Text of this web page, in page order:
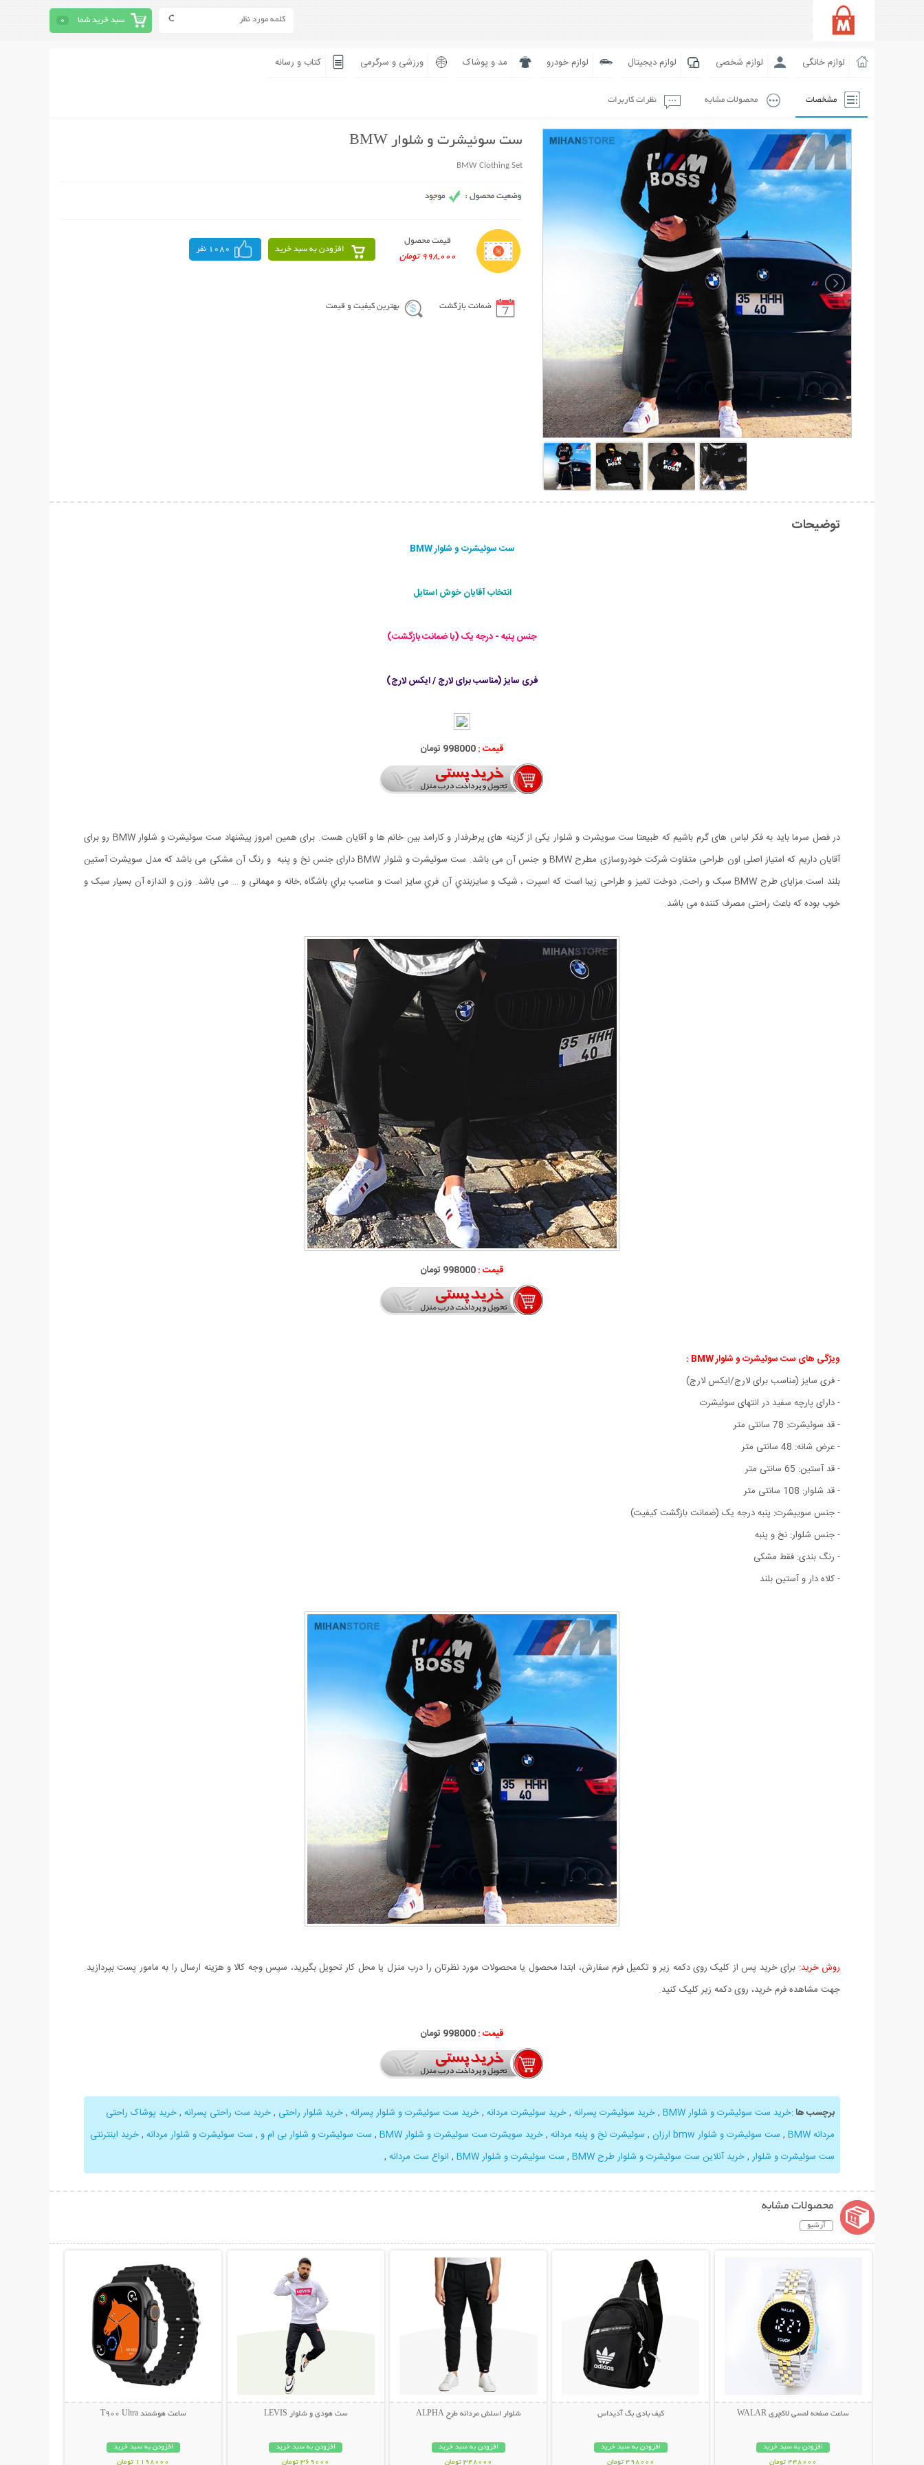
سبد خرید شما 0
لوازم خانگی لوازم شخصی لوازم دیجیتال لوازم خودرو مد و پوشاک ورزشی و سرگرمی کتاب و رسانه
مشخصات محصولات مشابه نظرات کاربرات
ست سوئیشرت و شلوار BMW
BMW Clothing Set
قیمت محصول
998,000 تومان
افزودن به سبد خرید 1080 نفر
ضمانت بازگشت بهترین کیفیت و قیمت
توضیحات
ست سوئیشرت و شلوار BMW
انتخاب آقایان خوش استایل
جنس پنبه - درجه یک (با ضمانت بازگشت)
فری سایز (مناسب برای لارج / ایکس لارج)
قیمت :998000 تومان
در فصل سرما باید به فکر لباس های گرم باشیم که طبیعتا ست سویشرت و شلوار یکی از گزینه های پرطرفدار و کارامد بین خانم ها و آقایان هست. برای همین امروز پیشنهاد ست سوئیشرت و شلوار BMW رو برای
آقایان داریم که امتیاز اصلی اون طراحی متفاوت شرکت خودروسازی مطرح BMW و جنس آن می باشد. ست سوئیشرت و شلوار BMW دارای جنس نخ و پنبه و رنگ آن مشکی می باشد که مدل سویشرت آستین
بلند است.مزايای طرح BMW سبک و راحت, دوخت تميز و طراحی زیبا است که اسپرت ، شیک و سايزبندي آن فري سايز است و مناسب براي باشگاه ,خانه و مهمانی و … می باشد. وزن و اندازه آن بسیار سبک و
خوب بوده که باعث راحتی مصرف کننده می باشد.
قیمت :998000 تومان
ویژگی های ست سوئیشرت و شلوار BMW :
- فری سایز (مناسب برای لارج/ایکس لارج)
- دارای پارچه سفید در انتهای سوئیشرت
- قد سوئیشرت: 78 سانتی متر
- عرض شانه: 48 سانتی متر
- قد آستین: 65 سانتی متر
- قد شلوار: 108 سانتی متر
- جنس سوییشرت: پنبه درجه یک (ضمانت بازگشت کیفیت)
- جنس شلوار: نخ و پنبه
- رنگ بندی: فقط مشکی
- کلاه دار و آستین بلند
روش خرید: برای خرید پس از کلیک روی دکمه زیر و تکمیل فرم سفارش، ابتدا محصول یا محصولات مورد نظرتان را درب منزل یا محل کار تحویل بگیرید، سپس وجه کالا و هزینه ارسال را به مامور پست بپردازید.
جهت مشاهده فرم خرید، روی دکمه زیر کلیک کنید.
قیمت :998000 تومان
برچسب ها:خرید ست سوئیشرت و شلوار BMW ,خرید سوئیشرت پسرانه ,خرید سوئیشرت مردانه ,خرید ست سوئیشرت و شلوار پسرانه ,خرید شلوار راحتی ,خرید ست راحتی پسرانه ,خرید پوشاک راحتی
مردانه BMW
, ست سوئیشرت و شلوار bmw ارزان , سوئیشرت نخ و پنبه مردانه ,خرید سویشرت ست سوئیشرت و شلوار BMW , ست سوئیشرت و شلوار بی ام و , ست سوئیشرت و شلوار مردانه ,خرید اینترنتی
ست سوئیشرت و شلوار ,خرید آنلاین ست سوئیشرت و شلوار طرح BMW , ست سوئیشرت و شلوار BMW , انواع ست مردانه ,
محصولات مشابه
آرشیو
ساعت صفحه لمسی لاکچری WALAR
افزودن به سبد خرید
448000 تومان
کیف بادی بگ آدیداس
افزودن به سبد خرید
498000 تومان
شلوار اسلش مردانه طرح ALPHA
افزودن به سبد خرید
348000 تومان
ست هودی و شلوار LEVIS
افزودن به سبد خرید
369000 تومان
ساعت هوشمند T900 Ultra
افزودن به سبد خرید
1198000 تومان